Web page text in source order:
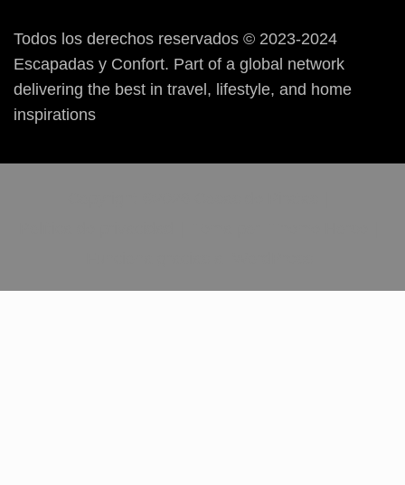
Todos los derechos reservados © 2023-2024
Escapadas y Confort. Part of a global network
delivering the best in travel, lifestyle, and home
inspirations